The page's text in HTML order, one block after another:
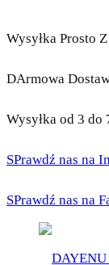
Wysyłka Prosto
DArmowa
Wysyłka od 3
SPrawdź nas na
SPrawdź nas na